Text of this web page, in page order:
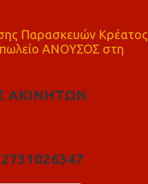
Παρασκευών Κρέατος
ΑΝΟΥΣΟΣ στη
ΑΚΙΝΗΤΩΝ